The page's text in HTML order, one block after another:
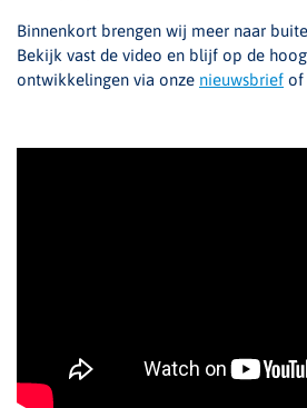
Binnenkort brengen wij meer naar
Bekijk vast de video en blijf op de
ontwikkelingen via onze nieuwsbrief of